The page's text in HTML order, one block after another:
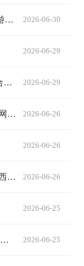
青藏铁路全线通车20周年！近400名北京游客搭乘“京藏号”出发 2026-06-30
2026-06-29
哈铁“悠享龙江·球迷专列”再出发 铁旅融合服务“东北超”助燃暑期消费 2026-06-29
记者去哪儿｜“轨道上的中国”越跑越快，网速跟上了吗？ 2026-06-26
2026-06-26
成铁“私人定制”提质赋能，暖心服务点亮西南出行路 2026-06-26
2026-06-25
从“一刀切”到“定制化” 主题专列开启铁路客运“精耕时代” 2026-06-25